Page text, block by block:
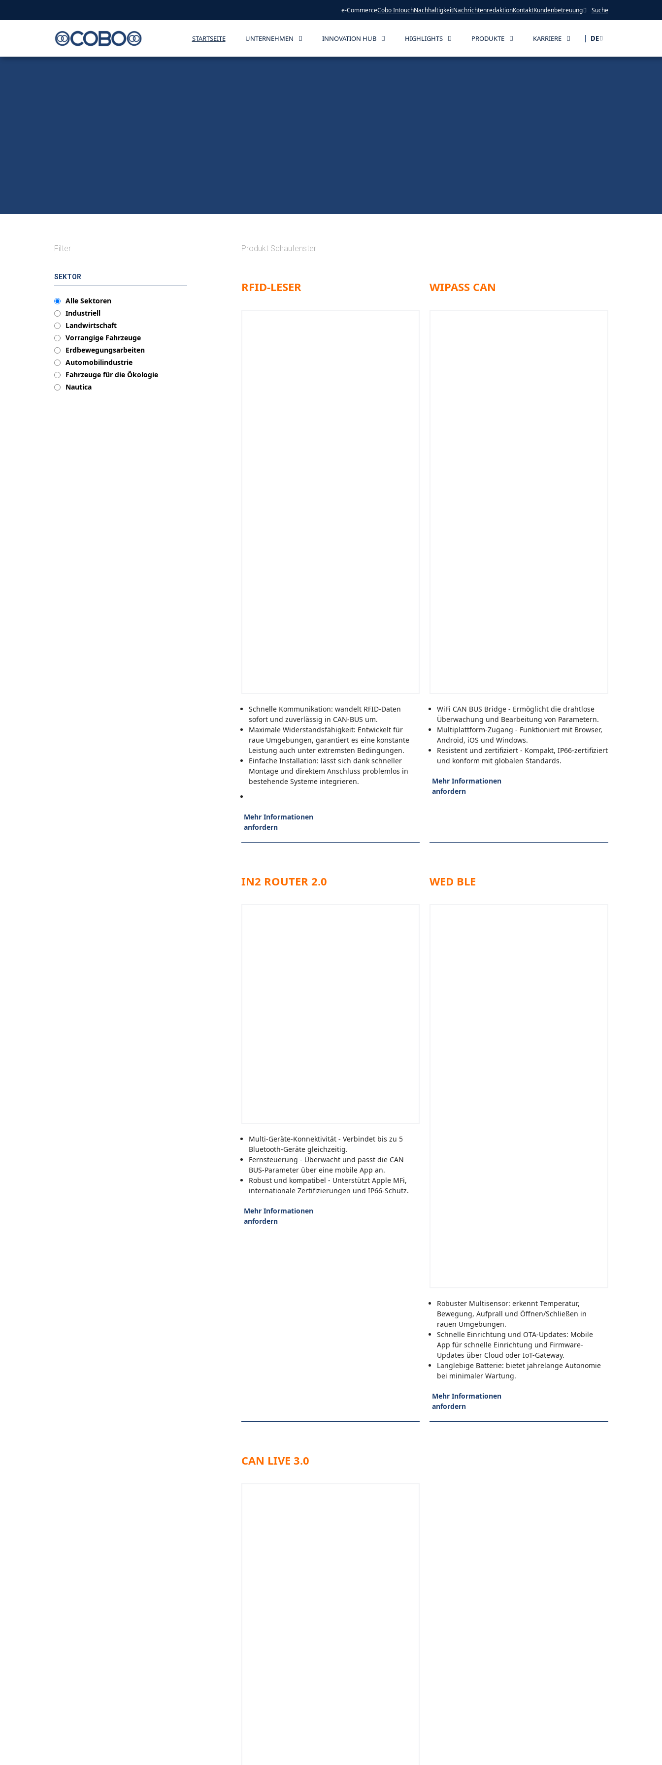
e-CommerceCobo IntouchNachhaltigkeitNachrichtenredaktionKontaktKundenbetreuung Suche
STARTSEITE UNTERNEHMEN INNOVATION HUB HIGHLIGHTS PRODUKTE KARRIERE DE
Filter
SEKTOR
Alle Sektoren
Industriell
Landwirtschaft
Vorrangige Fahrzeuge
Erdbewegungsarbeiten
Automobilindustrie
Fahrzeuge für die Ökologie
Nautica
Produkt Schaufenster
RFID-LESER
Schnelle Kommunikation: wandelt RFID-Daten
sofort und zuverlässig in CAN-BUS um.
Maximale Widerstandsfähigkeit: Entwickelt für
raue Umgebungen, garantiert es eine konstante
Leistung auch unter extremsten Bedingungen.
Einfache Installation: lässt sich dank schneller
Montage und direktem Anschluss problemlos in
bestehende Systeme integrieren.
Mehr Informationen
anfordern
WIPASS CAN
WiFi CAN BUS Bridge - Ermöglicht die drahtlose
Überwachung und Bearbeitung von Parametern.
Multiplattform-Zugang - Funktioniert mit Browser,
Android, iOS und Windows.
Resistent und zertifiziert - Kompakt, IP66-zertifiziert
und konform mit globalen Standards.
Mehr Informationen
anfordern
IN2 ROUTER 2.0
Multi-Geräte-Konnektivität - Verbindet bis zu 5
Bluetooth-Geräte gleichzeitig.
Fernsteuerung - Überwacht und passt die CAN
BUS-Parameter über eine mobile App an.
Robust und kompatibel - Unterstützt Apple MFi,
internationale Zertifizierungen und IP66-Schutz.
Mehr Informationen
anfordern
WED BLE
Robuster Multisensor: erkennt Temperatur,
Bewegung, Aufprall und Öffnen/Schließen in
rauen Umgebungen.
Schnelle Einrichtung und OTA-Updates: Mobile
App für schnelle Einrichtung und Firmware-
Updates über Cloud oder IoT-Gateway.
Langlebige Batterie: bietet jahrelange Autonomie
bei minimaler Wartung.
Mehr Informationen
anfordern
CAN LIVE 3.0